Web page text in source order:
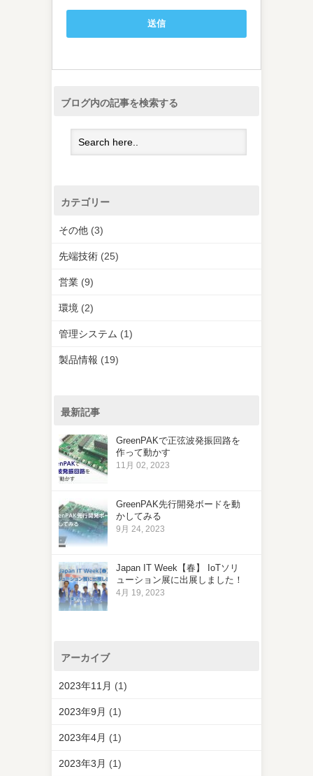
ブログ内の記事を検索する
カテゴリー
その他 (3)
先端技術 (25)
営業 (9)
環境 (2)
管理システム (1)
製品情報 (19)
最新記事
GreenPAKで正弦波発振回路を
作って動かす
11月 02, 2023
GreenPAK先行開発ボードを動
かしてみる
9月 24, 2023
Japan IT Week【春】 IoTソリ
ューション展に出展しました！
4月 19, 2023
アーカイブ
2023年11月 (1)
2023年9月 (1)
2023年4月 (1)
2023年3月 (1)